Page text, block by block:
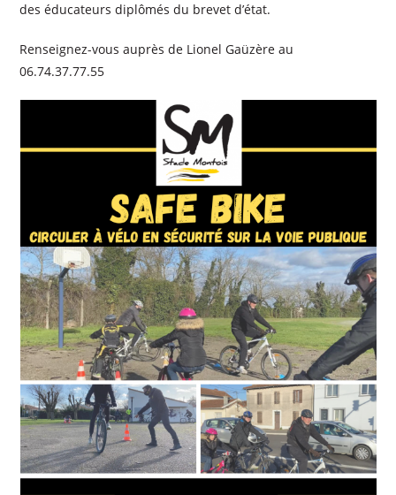
des éducateurs diplômés du brevet d’état.
Renseignez-vous auprès de Lionel Gaüzère au
06.74.37.77.55